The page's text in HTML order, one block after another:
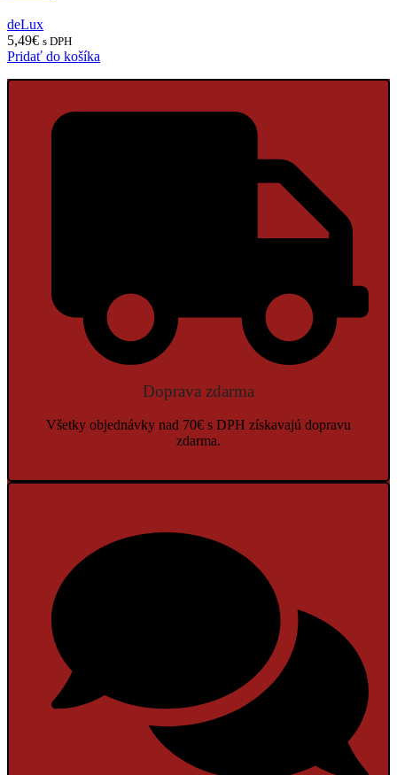
deLux
5,49€ s DPH
Pridať do košíka
Doprava zdarma
Všetky objednávky nad 70€ s DPH získavajú dopravu
zdarma.